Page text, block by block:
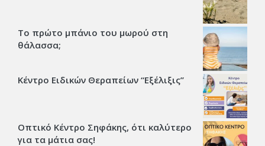
Το πρώτο μπάνιο του μωρού στη
θάλασσα;
Κέντρο Ειδικών Θεραπείων “Εξέλιξις’’
Οπτικό Κέντρο Σηφάκης, ότι καλύτερο
για τα μάτια σας!